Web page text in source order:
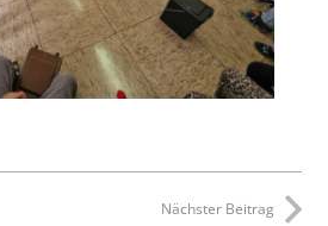
Nächster Beitrag